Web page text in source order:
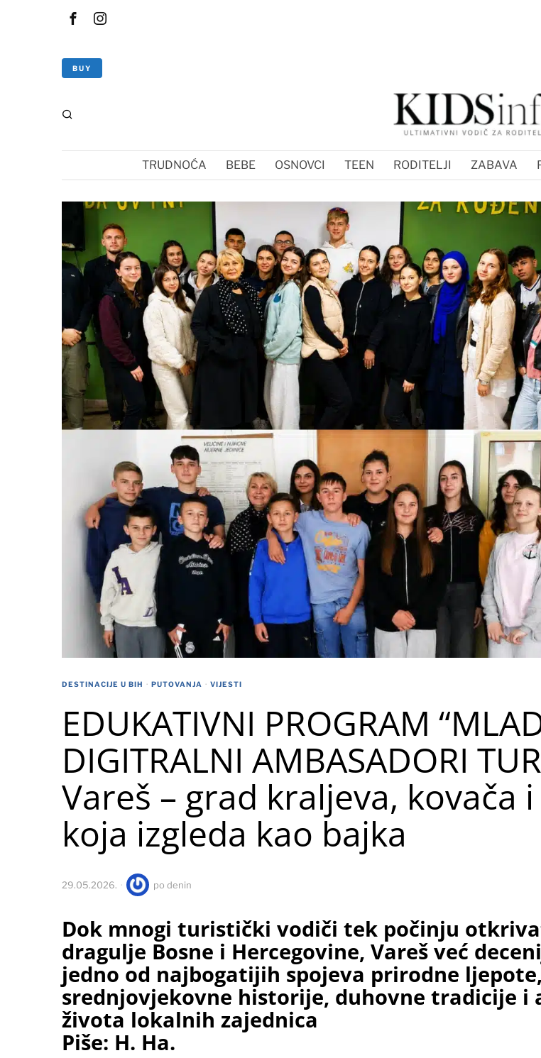
BUY
TRUDNOĆA BEBE OSNOVCI TEEN RODITELJI ZABAVA
DESTINACIJE U BIH · PUTOVANJA · VIJESTI
EDUKATIVNI PROGRAM
DIGITRALNI AMBASADORI
Vareš – grad kraljeva, kovača
koja izgleda kao bajka
29.05.2026. po denin
Dok mnogi turistički vodiči tek počinju
dragulje Bosne i Hercegovine, Vareš već
jedno od najbogatijih spojeva prirodne ljepote,
srednjovjekovne historije, duhovne tradicije i
života lokalnih zajednica
Piše: H. Ha.